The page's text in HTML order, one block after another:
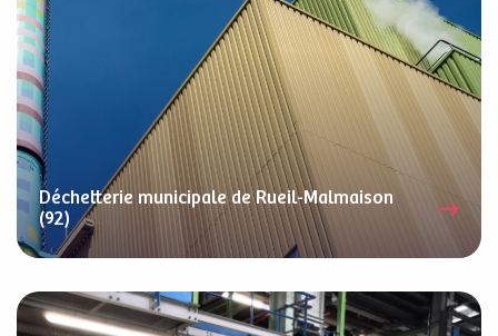
Déchetterie municipale de Rueil-Malmaison
(92)